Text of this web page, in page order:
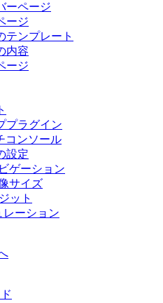
ーページ
ージ
テンプレート
内容
ージ
プラグイン
コンソール
設定
ゲーション
サイズ
ット
レーション